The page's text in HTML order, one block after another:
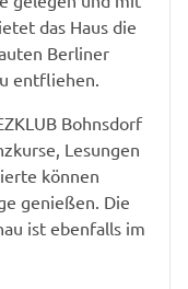
das Haus die
Berliner
entfliehen.
Bohnsdorf
Lesungen
können
genießen. Die
ist ebenfalls im